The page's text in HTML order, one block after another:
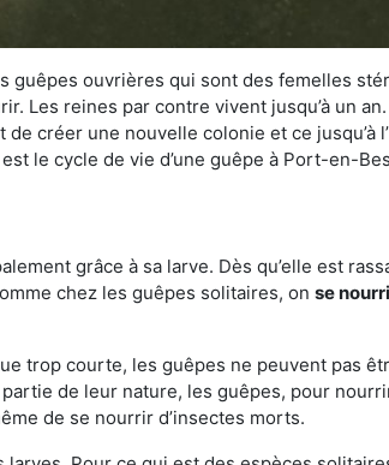
guêpes ouvrières qui sont des femelles
Les reines par contre vivent jusqu’à un
créer une nouvelle colonie et ce jusqu’à
le cycle de vie d’une guêpe à Port-en-
grâce à sa larve. Dès qu’elle est
chez les guêpes solitaires, on se
trop courte, les guêpes ne peuvent pas
de leur nature, les guêpes, pour
de se nourrir d’insectes morts.